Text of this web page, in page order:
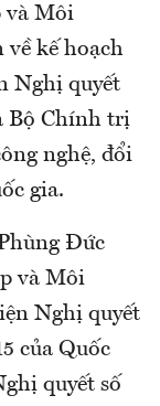
và Môi
kế hoạch
Nghị quyết
Bộ Chính trị
nghệ, đổi
gia.
Đức
và Môi
Nghị quyết
của Quốc
quyết số